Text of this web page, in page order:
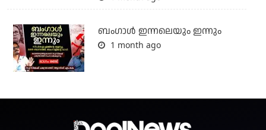
ബംഗാള്‍ ഇന്നലെയും ഇന്നും
1 month ago